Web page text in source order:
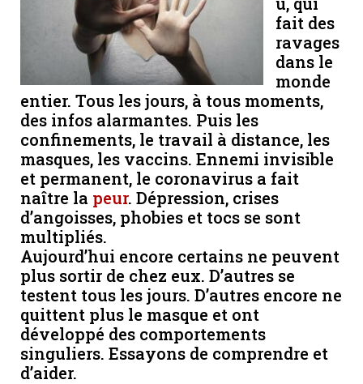
fait des
ravages
dans le
monde
entier. Tous les jours, à tous moments,
des infos alarmantes. Puis les
confinements, le travail à distance, les
masques, les vaccins. Ennemi invisible
et permanent, le coronavirus a fait
naître la peur. Dépression, crises
d’angoisses, phobies et tocs se sont
multipliés.
Aujourd’hui encore certains ne peuvent
plus sortir de chez eux. D’autres se
testent tous les jours. D’autres encore ne
quittent plus le masque et ont
développé des comportements
singuliers. Essayons de comprendre et
d’aider.